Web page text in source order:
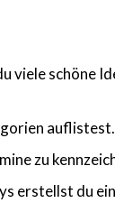
schöne
auflistest.
zu
erstellst du